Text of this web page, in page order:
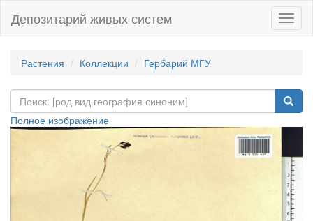
Депозитарий живых систем
Растения Коллекции Гербарий МГУ
Полное изображение